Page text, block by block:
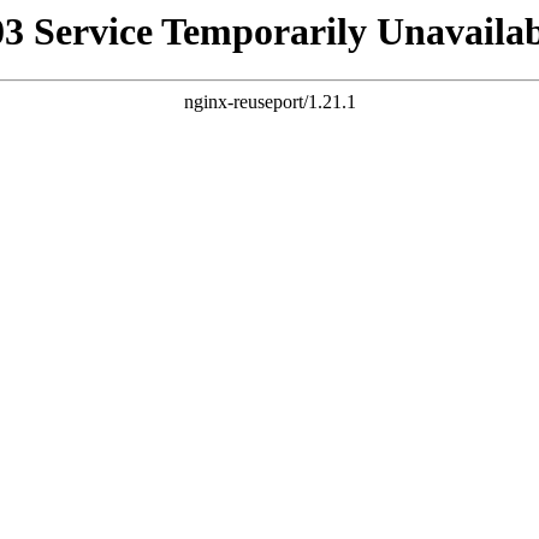
Service Temporarily
nginx-reuseport/1.21.1